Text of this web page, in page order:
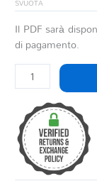
Il PDF sarà
di pagamento.
CHILDREN
BOX
PER
PIANOFORTE
quantità